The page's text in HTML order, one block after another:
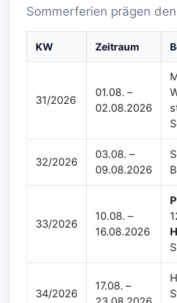
Sommerferien prägen
KW Zeitraum
31/2026
01.08. –
02.08.2026
32/2026
03.08. –
09.08.2026
33/2026
10.08. –
16.08.2026
34/2026
17.08. –